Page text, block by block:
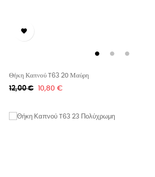

Θήκη Καπνού T63 20 Μαύρη
Κανονική
12,00 € Τιμή
10,80 €